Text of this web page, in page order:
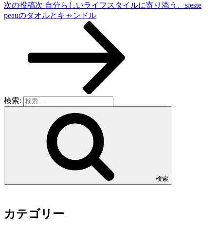
次の投稿次 自分らしいライフスタイルに寄り添う、sieste
peauのタオルとキャンドル
検索:
検索
カテゴリー